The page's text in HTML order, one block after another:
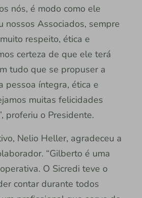
nós, é modo como ele
nossos Associados, sempre
respeito, ética e
certeza de que ele terá
tudo que se propuser a
pessoa íntegra, ética e
muitas felicidades
proferiu o Presidente.
Nelio Heller, agradeceu a
“Gilberto é uma
O Sicredi teve o
contar durante todos